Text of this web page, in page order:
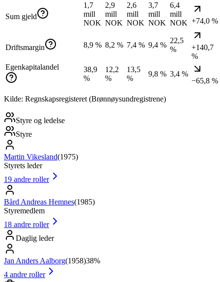
Sum gjeld
1,7
mill
NOK
2,9
mill
NOK
2,6
mill
NOK
3,7
mill
NOK
6,4
mill
NOK +74,0 %
Driftsmargin 8,9 % 8,2 % 7,4 % 9,4 %
22,5
%
+140,7
%
Egenkapitalandel
38,9
%
12,2
%
13,5
%
9,8 % 3,4 %
−65,8 %
Kilde: Regnskapsregisteret (Brønnøysundregistrene)
Styre og ledelse
Styre
Martin Vikesland(1975)
Styrets leder
19 andre roller
Bård Andreas Hemnes(1985)
Styremedlem
18 andre roller
Daglig leder
Jan Anders Aalborg(1958)38%
4 andre roller